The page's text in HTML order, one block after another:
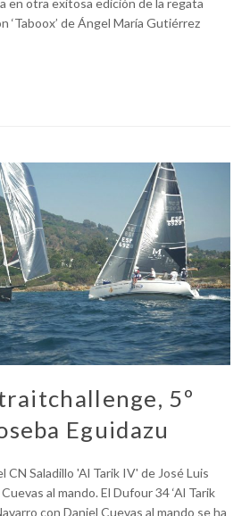
en otra exitosa edición de la regata
‘Taboox’ de Ángel María Gutiérrez
5º
Eguidazu
CN Saladillo 'Al Tarik IV' de José Luis
al mando. El Dufour 34 ‘Al Tarik
con Daniel Cuevas al mando se ha